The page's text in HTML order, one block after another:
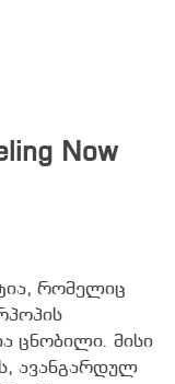
Now
რომელიც
ცნობილი. მისი
ავანგარდულ